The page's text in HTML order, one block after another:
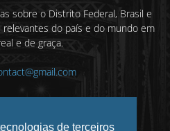
de terceiros
sobre o Distrito Federal, Brasil e
do país e do mundo em
e de graça.